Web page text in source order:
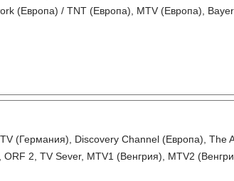
(Европа) / TNT (Европа), MTV (Европа),
(Германия), Discovery Channel (Европа), The
2, TV Sever, MTV1 (Венгрия), MTV2